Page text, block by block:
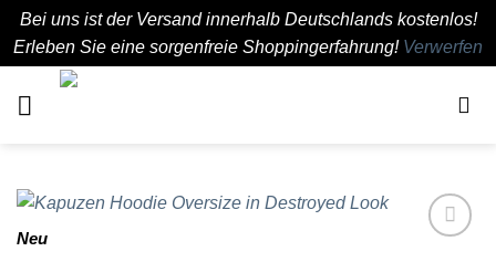
Bei uns ist der Versand innerhalb Deutschlands kostenlos!
Erleben Sie eine sorgenfreie Shoppingerfahrung! Verwerfen
Neu